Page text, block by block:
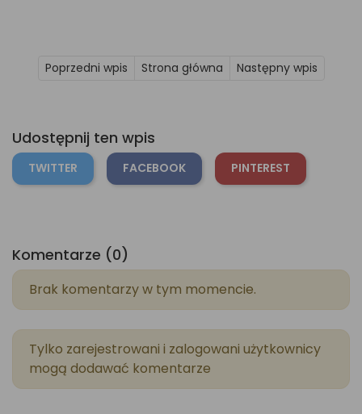
Poprzedni wpis Strona główna Następny wpis
Udostępnij ten wpis
TWITTER FACEBOOK PINTEREST
Komentarze (0)
Brak komentarzy w tym momencie.
Tylko zarejestrowani i zalogowani użytkownicy
mogą dodawać komentarze